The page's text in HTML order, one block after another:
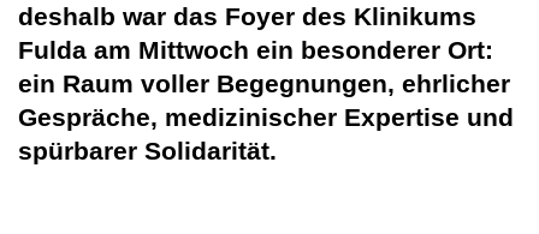
deshalb war das Foyer des Klinikums
Fulda am Mittwoch ein besonderer Ort:
ein Raum voller Begegnungen, ehrlicher
Gespräche, medizinischer Expertise und
spürbarer Solidarität.